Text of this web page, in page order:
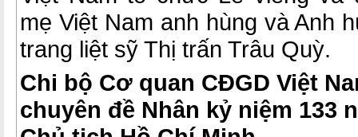
mẹ Việt Nam anh hùng và Anh
trang liệt sỹ Thị trấn Trâu Quỳ.
Chi bộ Cơ quan CĐGD Việt
chuyên đề Nhân kỷ niệm 133